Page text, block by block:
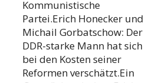
Kommunistische
Partei.Erich Honecker und
Michail Gorbatschow: Der
DDR-starke Mann hat sich
bei den Kosten seiner
Reformen verschätzt.Ein